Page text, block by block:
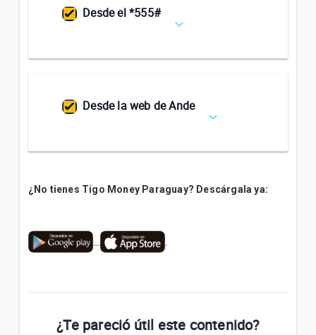
Desde el *555#
Desde la web de Ande
¿No tienes Tigo Money Paraguay? Descárgala ya:
¿Te pareció útil este contenido?